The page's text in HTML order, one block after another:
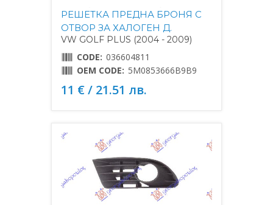
РЕШЕТКА ПРЕДНА БРОНЯ С
ОТВОР ЗА ХАЛОГЕН Д.
VW GOLF PLUS (2004 - 2009)
CODE: 036604811
OEM CODE: 5M0853666B9B9
11 € / 21.51 лв.